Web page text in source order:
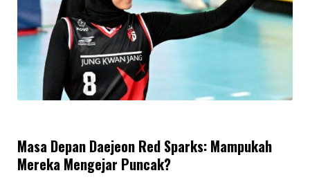
Masa Depan Daejeon Red Sparks: Mampukah
Mereka Mengejar Puncak?